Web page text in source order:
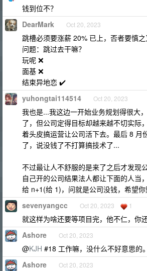
钱到位不？
DearMark Oct 20, 2023
跳槽必须要涨薪 20% 已上，否者要慎
问题：跳过去干嘛？
玩呢 ❌
面基 ❌
结束异地恋 ✔️
yuhongtai114514 Oct 20, 2023
我也是...我这边一开始业务规划得很大
了，但公司定得目标却越来越不切实际
着头皮搞运营让公司活下去。最后 8 月
了，说没钱了不打算搞技术了...
不过最让人不舒服的是来了之后才发现
自己开的公司结果法人都让下面的人当
给 n+1(给 1)，问就是公司没钱，希望
sevenyangcc Oct 20, 2023 1
就这样为啥还要等项目完，他不仁，你
Ashore Oct 20, 2023
@KJH #18 工作嘛，没什么不好意思的
Ashore Oct 20, 2023